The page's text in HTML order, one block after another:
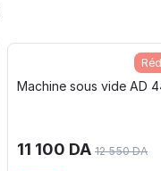
Machine sous vide AD
11 100 DA 12 550 DA